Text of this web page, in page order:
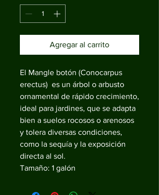
Agregar al carrito
El Mangle botón (Conocarpus
erectus) es un árbol o arbusto
ornamental de rápido crecimiento,
ideal para jardines, que se adapta
bien a suelos rocosos o arenosos
y tolera diversas condiciones,
como la sequía y la exposición
directa al sol.
Tamaño: 1 galón